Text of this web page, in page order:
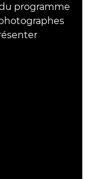
programme